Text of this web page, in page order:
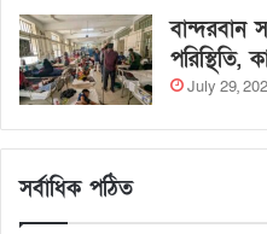
বান্দরবান
পরিস্থিতি,
July 29,
সর্বাধিক পঠিত